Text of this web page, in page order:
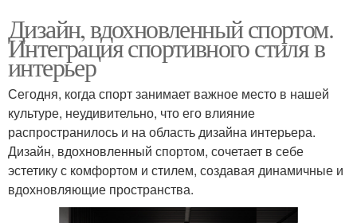
Дизайн, вдохновленный спортом.
Интеграция спортивного стиля в
интерьер
Сегодня, когда спорт занимает важное место в нашей
культуре, неудивительно, что его влияние
распространилось и на область дизайна интерьера.
Дизайн, вдохновленный спортом, сочетает в себе
эстетику с комфортом и стилем, создавая динамичные и
вдохновляющие пространства.